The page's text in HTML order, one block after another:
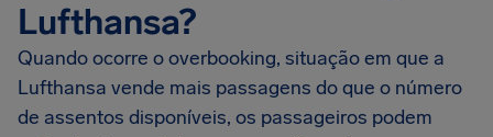
Lufthansa?
Quando ocorre o overbooking, situação em que a
Lufthansa vende mais passagens do que o número
de assentos disponíveis, os passageiros podem